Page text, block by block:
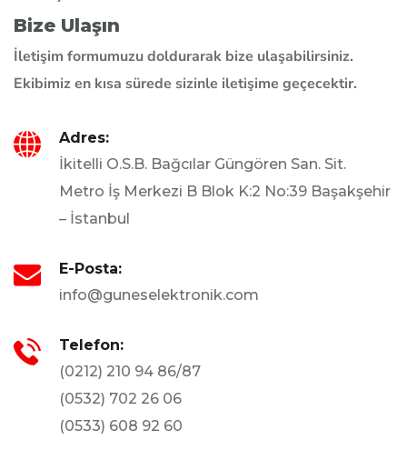
Bize Ulaşın
İletişim formumuzu doldurarak bize ulaşabilirsiniz.
Ekibimiz en kısa sürede sizinle iletişime geçecektir.
Adres:
İkitelli O.S.B. Bağcılar Güngören San. Sit.
Metro İş Merkezi B Blok K:2 No:39 Başakşehir
– İstanbul
E-Posta:
info@guneselektronik.com
Telefon:
(0212) 210 94 86/87
(0532) 702 26 06
(0533) 608 92 60